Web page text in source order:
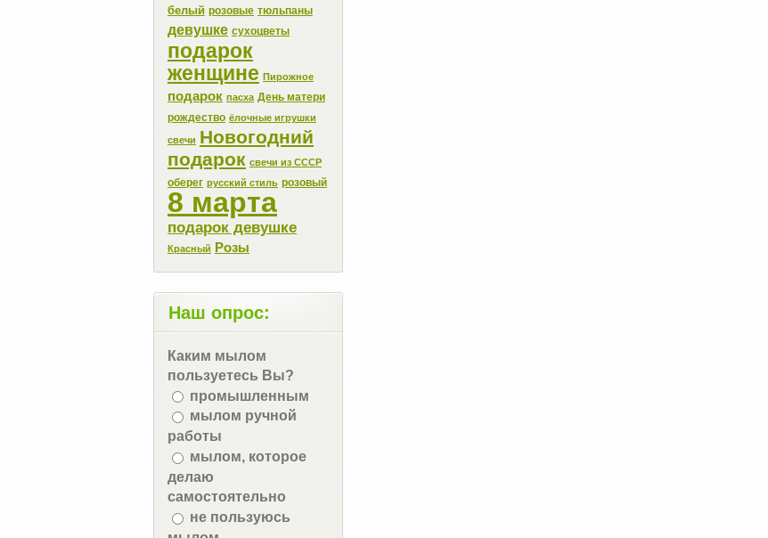
белый розовые тюльпаны
девушке сухоцветы
подарок
женщине Пирожное
подарок пасха День матери
рождество ёлочные игрушки
свечи Новогодний
подарок свечи из СССР
оберег русский стиль розовый
8 марта
подарок девушке
Красный Розы
Наш опрос:
Каким мылом
пользуетесь Вы?
промышленным
мылом ручной
работы
мылом, которое
делаю
самостоятельно
не пользуюсь